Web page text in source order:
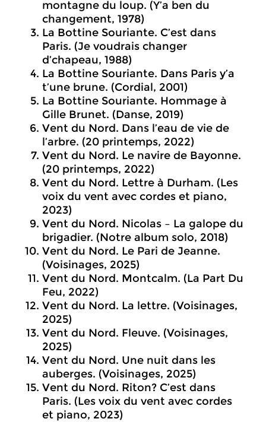
montagne du loup. (Y’a ben du
changement, 1978)
La Bottine Souriante. C’est dans
Paris. (Je voudrais changer
d’chapeau, 1988)
La Bottine Souriante. Dans Paris y’a
t’une brune. (Cordial, 2001)
La Bottine Souriante. Hommage à
Gille Brunet. (Danse, 2019)
Vent du Nord. Dans l’eau de vie de
l’arbre. (20 printemps, 2022)
Vent du Nord. Le navire de Bayonne.
(20 printemps, 2022)
Vent du Nord. Lettre à Durham. (Les
voix du vent avec cordes et piano,
2023)
Vent du Nord. Nicolas – La galope du
brigadier. (Notre album solo, 2018)
Vent du Nord. Le Pari de Jeanne.
(Voisinages, 2025)
Vent du Nord. Montcalm. (La Part Du
Feu, 2022)
Vent du Nord. La lettre. (Voisinages,
2025)
Vent du Nord. Fleuve. (Voisinages,
2025)
Vent du Nord. Une nuit dans les
auberges. (Voisinages, 2025)
Vent du Nord. Riton? C’est dans
Paris. (Les voix du vent avec cordes
et piano, 2023)